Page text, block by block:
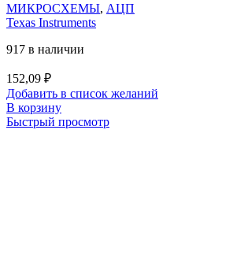
МИКРОСХЕМЫ, АЦП
Texas Instruments
917 в наличии
152,09 ₽
Добавить в список желаний
В корзину
Быстрый просмотр